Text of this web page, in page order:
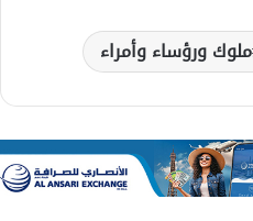
ملوك ورؤساء وأمراء